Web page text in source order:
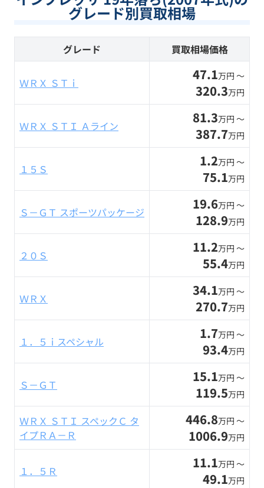
グレード別買取相場
グレード 買取相場価格
ＷＲＸ ＳＴｉ 47.1万円 〜
320.3万円
ＷＲＸ ＳＴＩ Ａライン 81.3万円 〜
387.7万円
１５Ｓ 1.2万円 〜
75.1万円
Ｓ－ＧＴ スポーツパッケージ 19.6万円 〜
128.9万円
２０Ｓ 11.2万円 〜
55.4万円
ＷＲＸ 34.1万円 〜
270.7万円
１．５ｉスペシャル 1.7万円 〜
93.4万円
Ｓ－ＧＴ 15.1万円 〜
119.5万円
ＷＲＸ ＳＴＩ スペックＣ タ
イプＲＡ－Ｒ
446.8万円 〜
1006.9万円
１．５Ｒ 11.1万円 〜
49.1万円